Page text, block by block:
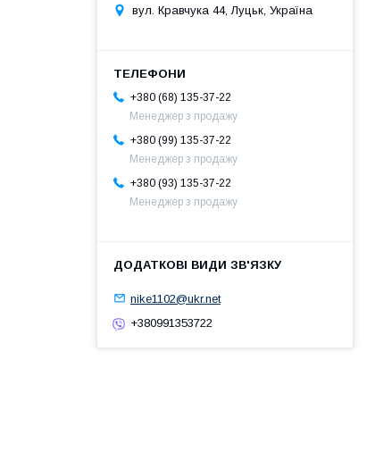
вул. Кравчука 44, Луцьк, Україна
+380 (68) 135-37-22
Менеджер з продажу
+380 (99) 135-37-22
Менеджер з продажу
+380 (93) 135-37-22
Менеджер з продажу
nike1102@ukr.net
+380991353722